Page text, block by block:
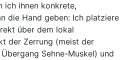
ich ihnen konkrete,
die ⁢Hand geben: Ich platziere
über ⁢dem lokal
der ⁤Zerrung⁤ (meist der
Sehne-Muskel) und